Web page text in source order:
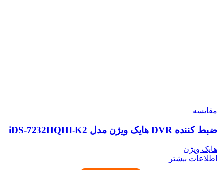
مقایسه
ضبط کننده DVR هایک ویژن مدل iDS-7232HQHI-K2
هایک ویژن
اطلاعات بیشتر